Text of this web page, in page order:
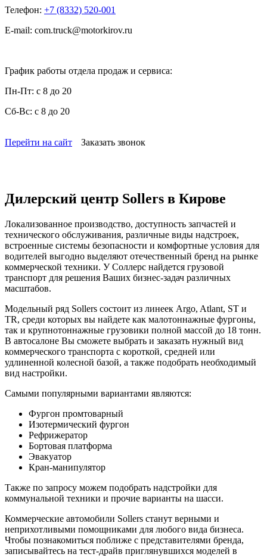
Телефон: +7 (8332) 520-001
E-mail: com.truck@motorkirov.ru
График работы отдела продаж и сервиса:
Пн-Пт: с 8 до 20
Сб-Вс: с 8 до 20
Перейти на сайт Заказать звонок
Дилерский центр Sollers в Кирове
Локализованное производство, доступность запчастей и
технического обслуживания, различные виды надстроек,
встроенные системы безопасности и комфортные условия для
водителей выгодно выделяют отечественный бренд на рынке
коммерческой техники. У Соллерс найдется грузовой
транспорт для решения Ваших бизнес-задач различных
масштабов.
Модельный ряд Sollers состоит из линеек Argo, Atlant, ST и
TR, среди которых вы найдете как малотоннажные фургоны,
так и крупнотоннажные грузовики полной массой до 18 тонн.
В автосалоне Вы сможете выбрать и заказать нужный вид
коммерческого транспорта с короткой, средней или
удлиненной колесной базой, а также подобрать необходимый
вид настройки.
Самыми популярными вариантами являются:
Фургон промтоварный
Изотермический фургон
Рефрижератор
Бортовая платформа
Эвакуатор
Кран-манипулятор
Также по запросу можем подобрать надстройки для
коммунальной техники и прочие варианты на шасси.
Коммерческие автомобили Sollers станут верными и
неприхотливыми помощниками для любого вида бизнеса.
Чтобы познакомиться поближе с представителями бренда,
записывайтесь на тест-драйв приглянувшихся моделей в